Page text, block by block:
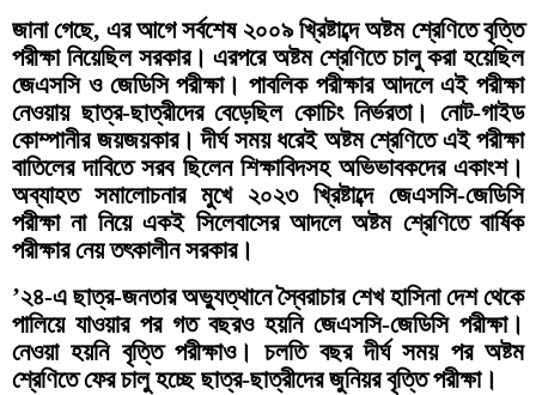
জানা গেছে, এর আগে সর্বশেষ ২০০৯ খ্রিষ্টাব্দে অষ্টম শ্রেণিতে বৃত্তি
পরীক্ষা নিয়েছিল সরকার। এরপরে অষ্টম শ্রেণিতে চালু করা হয়েছিল
জেএসসি ও জেডিসি পরীক্ষা। পাবলিক পরীক্ষার আদলে এই পরীক্ষা
নেওয়ায় ছাত্র-ছাত্রীদের বেড়েছিল কোচিং নির্ভরতা। নোট-গাইড
কোম্পানীর জয়জয়কার। দীর্ঘ সময় ধরেই অষ্টম শ্রেণিতে এই পরীক্ষা
বাতিলের দাবিতে সরব ছিলেন শিক্ষাবিদসহ অভিভাবকদের একাংশ।
অব্যাহত সমালোচনার মুখে ২০২৩ খ্রিষ্টাব্দে জেএসসি-জেডিসি
পরীক্ষা না নিয়ে একই সিলেবাসের আদলে অষ্টম শ্রেণিতে বার্ষিক
পরীক্ষার নেয় তৎকালীন সরকার।
’২৪-এ ছাত্র-জনতার অভ্যুত্থানে স্বৈরাচার শেখ হাসিনা দেশ থেকে
পালিয়ে যাওয়ার পর গত বছরও হয়নি জেএসসি-জেডিসি পরীক্ষা।
নেওয়া হয়নি বৃত্তি পরীক্ষাও। চলতি বছর দীর্ঘ সময় পর অষ্টম
শ্রেণিতে ফের চালু হচ্ছে ছাত্র-ছাত্রীদের জুনিয়র বৃত্তি পরীক্ষা।